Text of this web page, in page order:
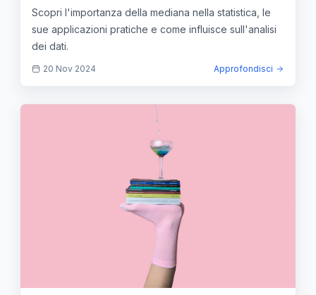
Scopri l'importanza della mediana nella statistica, le
sue applicazioni pratiche e come influisce sull'analisi
dei dati.
20 Nov 2024 Approfondisci